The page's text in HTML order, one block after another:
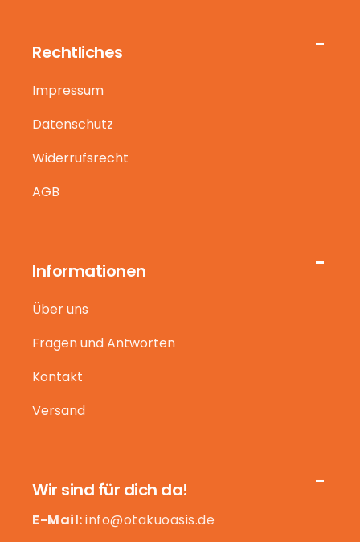
Rechtliches
Impressum
Datenschutz
Widerrufsrecht
AGB
Informationen
Über uns
Fragen und Antworten
Kontakt
Versand
Wir sind für dich da!
E-Mail:info@otakuoasis.de